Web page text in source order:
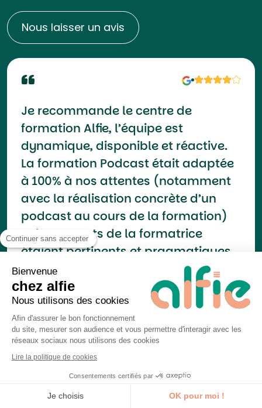
Nous laisser un avis
Je recommande le centre de
formation Alfie, l’équipe est
dynamique, disponible et réactive.
La formation Podcast était adaptée
à 100% à nos attentes (notamment
avec la réalisation concrète d’un
podcast au cours de la formation)
et les apports de la formatrice
étaient pertinents et pragmatiques
par rapport à notre situation.
Eve Rocheteau
Apprenant
Continuer sans accepter
Bienvenue
chez alfie
Nous utilisons des cookies
Afin d'assurer le bon fonctionnement
du site, mesurer son audience et vous permettre d'interagir avec les
réseaux sociaux nous utilisons des cookies
Lire la politique de cookies
Consentements certifiés par
Je choisis OK pour moi !